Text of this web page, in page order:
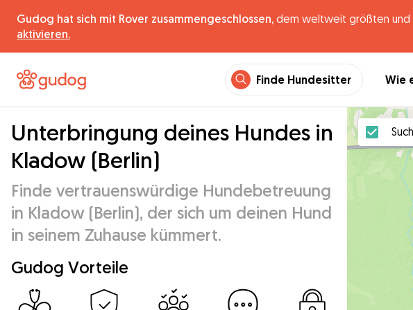
Gudog hat sich mit Rover zusammengeschlossen, dem weltweit größten und
aktivieren.
Finde Hundesitter Wie
Unterbringung deines Hundes in
Kladow (Berlin)
Finde vertrauenswürdige Hundebetreuung
in Kladow (Berlin), der sich um deinen Hund
in seinem Zuhause kümmert.
Gudog Vorteile